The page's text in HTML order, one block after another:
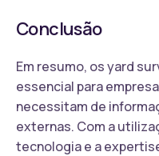
Conclusão
Em resumo, os yard
essencial para
necessitam de
externas. Com a
tecnologia e a